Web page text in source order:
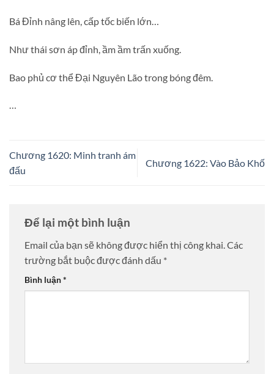
Bá Đỉnh nâng lên, cấp tốc biến lớn…
Như thái sơn áp đỉnh, ầm ầm trấn xuống.
Bao phủ cơ thể Đại Nguyên Lão trong bóng đêm.
…
Chương 1620: Minh tranh ám
đấu
Chương 1622: Vào Bảo Khố
Để lại một bình luận
Email của bạn sẽ không được hiển thị công khai.Các
trường bắt buộc được đánh dấu *
Bình luận*